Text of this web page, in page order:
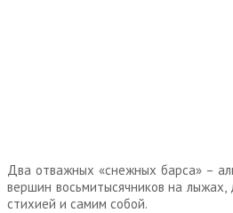
Два отважных «снежных барса» –
вершин восьмитысячников на
стихией и самим собой.